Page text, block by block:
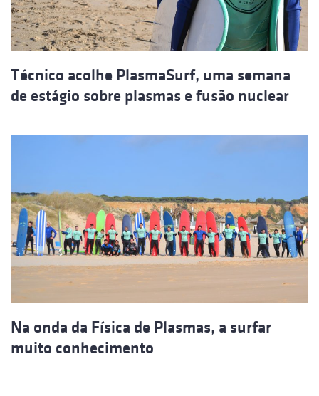
Técnico acolhe PlasmaSurf, uma semana
de estágio sobre plasmas e fusão nuclear
Na onda da Física de Plasmas, a surfar
muito conhecimento